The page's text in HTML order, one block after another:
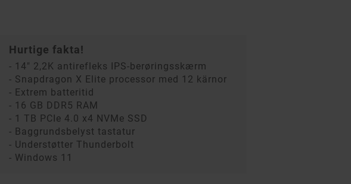
Hurtige fakta!
- 14" 2,2K antirefleks IPS-berøringsskærm
- Snapdragon X Elite processor med 12 kärnor
- Extrem batteritid
- 16 GB DDR5 RAM
- 1 TB PCIe 4.0 x4 NVMe SSD
- Baggrundsbelyst tastatur
- Understøtter Thunderbolt
- Windows 11